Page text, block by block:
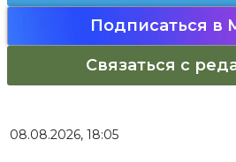
Подписаться в
Связаться с
08.08.2026, 18:05